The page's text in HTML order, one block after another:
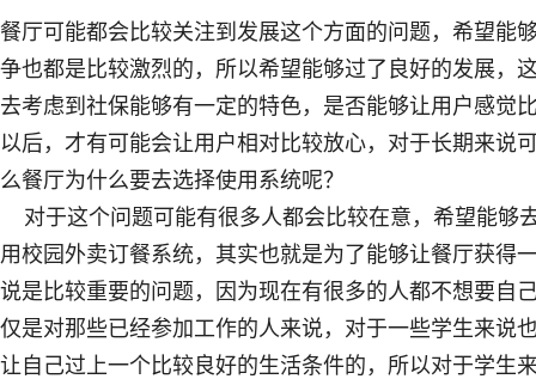
餐厅可能都会比较关注到发展这个方面的问题，希望能
争也都是比较激烈的，所以希望能够过了良好的发展，
去考虑到社保能够有一定的特色，是否能够让用户感觉
以后，才有可能会让用户相对比较放心，对于长期来说
么餐厅为什么要去选择使用系统呢？
对于这个问题可能有很多人都会比较在意，希望能够
用校园外卖订餐系统，其实也就是为了能够让餐厅获得
说是比较重要的问题，因为现在有很多的人都不想要自
仅是对那些已经参加工作的人来说，对于一些学生来说
让自己过上一个比较良好的生活条件的，所以对于学生